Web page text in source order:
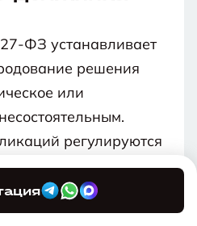
ФЗ устанавливает
решения
или
регулируются
можно найти в: